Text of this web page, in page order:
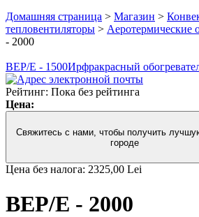
Домашняя страница > Магазин >
тепловентиляторы > Аеротермические
- 2000
BEP/E - 1500Ирфракрасный
Рейтинг: Пока без рейтинга
Цена:
Свяжитесь с нами, чтобы получить
городе
Цена без налога: 2325,00 Lei
BEP/E - 2000